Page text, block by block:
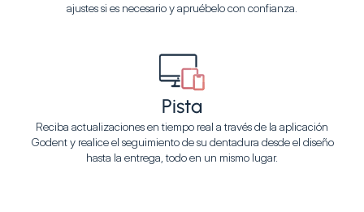
ajustes si es necesario y apruébelo con confianza.
Pista
Reciba actualizaciones en tiempo real a través de la aplicación
Godent y realice el seguimiento de su dentadura desde el diseño
hasta la entrega, todo en un mismo lugar.